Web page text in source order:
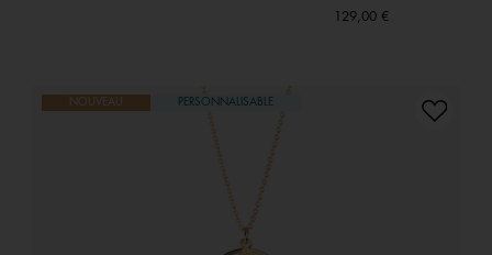
129,00 €
NOUVEAU PERSONNALISABLE